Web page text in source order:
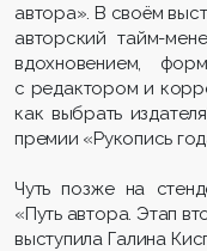
автора». В своём
авторский тайм-
вдохновением,
с редактором и
как выбрать
премии «Рукопись
Чуть позже на
«Путь автора. Этап
выступила Галина